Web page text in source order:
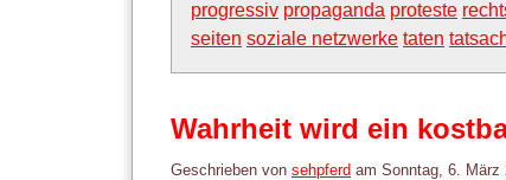
progressiv propaganda proteste
seiten soziale netzwerke taten
Wahrheit wird ein
Geschrieben von sehpferd am Sonntag, 6. März